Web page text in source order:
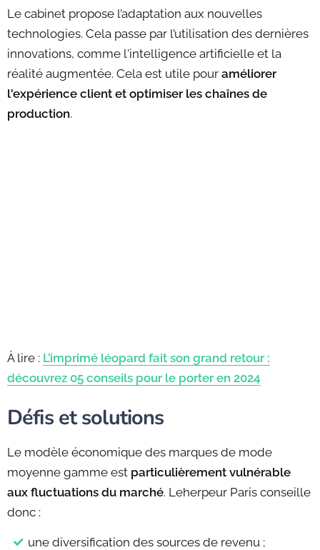
Le cabinet propose l’adaptation aux nouvelles
technologies. Cela passe par l’utilisation des dernières
innovations, comme l'intelligence artificielle et la
réalité augmentée. Cela est utile pour améliorer
l'expérience client et optimiser les chaînes de
production.
À lire : L’imprimé léopard fait son grand retour :
découvrez 05 conseils pour le porter en 2024
Défis et solutions
Le modèle économique des marques de mode
moyenne gamme est particulièrement vulnérable
aux fluctuations du marché. Leherpeur Paris conseille
donc :
une diversification des sources de revenu ;